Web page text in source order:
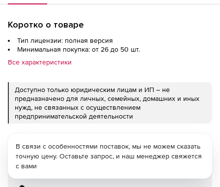
Коротко о товаре
Тип лицензии: полная версия
Минимальная покупка: от 26 до 50 шт.
Все характеристики
Доступно только юридическим лицам и ИП – не
предназначено для личных, семейных, домашних и иных
нужд, не связанных с осуществлением
предпринимательской деятельности
В связи с особенностями поставок, мы не можем сказать
точную цену. Оставьте запрос, и наш менеджер свяжется
с вами